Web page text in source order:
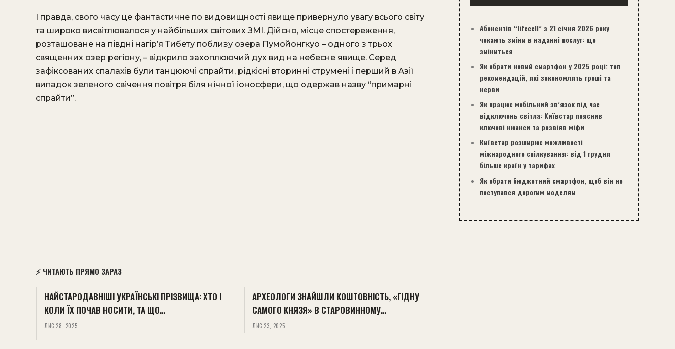
І правда, свого часу це фантастичне по видовищності явище привернуло увагу всього світу
та широко висвітлювалося у найбільших світових ЗМІ. Дійсно, місце спостереження,
розташоване на півдні нагір’я Тибету поблизу озера Пумойонгкуо – одного з трьох
священних озер регіону, – відкрило захоплюючий дух вид на небесне явище. Серед
зафіксованих спалахів були танцюючі спрайти, рідкісні вторинні струмені і перший в Азії
випадок зеленого свічення повітря біля нічної іоносфери, що одержав назву “примарні
спрайти”.
⚡ ЧИТАЮТЬ ПРЯМО ЗАРАЗ
НАЙСТАРОДАВНІШІ УКРАЇНСЬКІ ПРІЗВИЩА: ХТО І
КОЛИ ЇХ ПОЧАВ НОСИТИ, ТА ЩО…
ЛИС 28, 2025
АРХЕОЛОГИ ЗНАЙШЛИ КОШТОВНІСТЬ, «ГІДНУ
САМОГО КНЯЗЯ» В СТАРОВИННОМУ…
ЛИС 23, 2025
Абонентів “lifecell” з 21 січня 2026 року
чекають зміни в наданні послуг: що
зміниться
Як обрати новий смартфон у 2025 році: топ
рекомендацій, які зекономлять гроші та
нерви
Як працює мобільний зв’язок під час
відключень світла: Київстар пояснив
ключові нюанси та розвіяв міфи
Київстар розширює можливості
міжнародного спілкування: від 1 грудня
більше країн у тарифах
Як обрати бюджетний смартфон, щоб він не
поступався дорогим моделям